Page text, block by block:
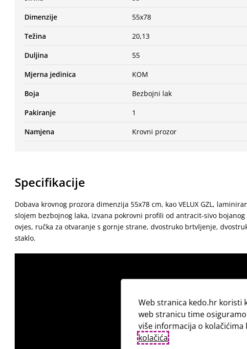
Dimenzije 55x78
Težina 20,13
Duljina 55
Mjerna jedinica KOM
Boja Bezbojni lak
Pakiranje 1
Namjena Krovni prozor
Specifikacije
Dobava krovnog prozora dimenzija 55x78 cm, kao VELUX GZL,
slojem bezbojnog laka, izvana pokrovni profili od antracit-sivo
ovjes, ručka za otvaranje s gornje strane, dvostruko brtvljenje,
staklo.
Web stranica kedo.hr koristi
web stranicu time
više informacija o
kolačića.